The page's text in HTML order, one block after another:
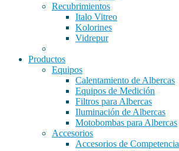
Recubrimientos
Italo Vitreo
Kolorines
Vidrepur
Productos
Equipos
Calentamiento de Albercas
Equipos de Medición
Filtros para Albercas
Iluminación de Albercas
Motobombas para Albercas
Accesorios
Accesorios de Competencia